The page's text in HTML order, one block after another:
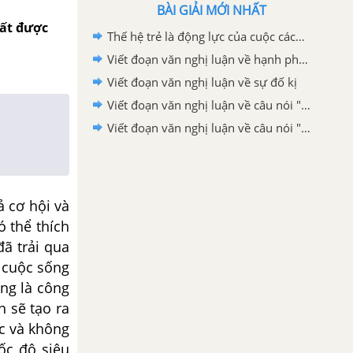
được
cơ hội và
thể thích
trải qua
sống
là công
sẽ tạo ra
và không
độ siêu
BÀI GIẢI MỚI NHẤT
Thế hệ trẻ là động lực của cuộc cách mạng công nghệ 4.0 nơi trí nhân tạo tự động hoá và dữ liệu lớn đóng vai trò cốt lõi lớp 12
Viết đoạn văn nghị luận về hạnh phúc
Viết đoạn văn nghị luận về sự đố kị
Viết đoạn văn nghị luận về câu nói "Nơi nào có ý chí, nơi đó có con đường"
Viết đoạn văn nghị luận về câu nói "Có những người không dám bước đi vì sợ gãy chân, nhưng sợ gãy chân mà không dám bước đi thì khác nào chân đã gãy"